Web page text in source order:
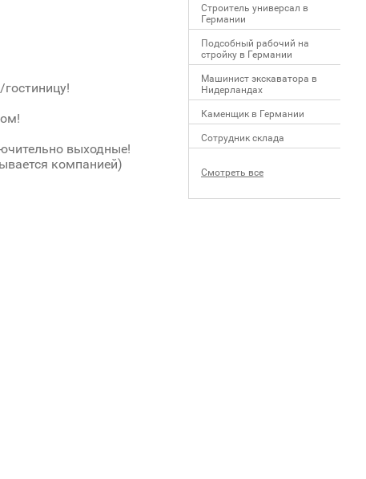
выходные!
компанией)
Строитель универсал в
Германии
Подсобный рабочий на
стройку в Германии
Машинист экскаватора в
Нидерландах
Каменщик в Германии
Сотрудник склада
Смотреть все